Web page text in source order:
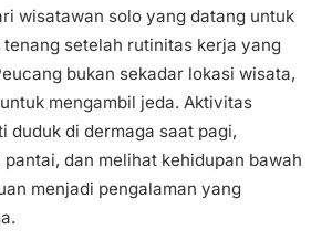
wisatawan solo yang datang untuk
setelah rutinitas kerja yang
bukan sekadar lokasi wisata,
mengambil jeda. Aktivitas
duduk di dermaga saat pagi,
dan melihat kehidupan bawah
menjadi pengalaman yang